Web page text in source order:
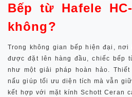
Bếp từ Hafele
không?
Trong không gian bếp hiện đại, nơi
được đặt lên hàng đầu, chiếc bếp
như một giải pháp hoàn hảo. Thiết
nấu giúp tối ưu diện tích mà vẫn giữ
kết hợp với mặt kínhSchott Ceran